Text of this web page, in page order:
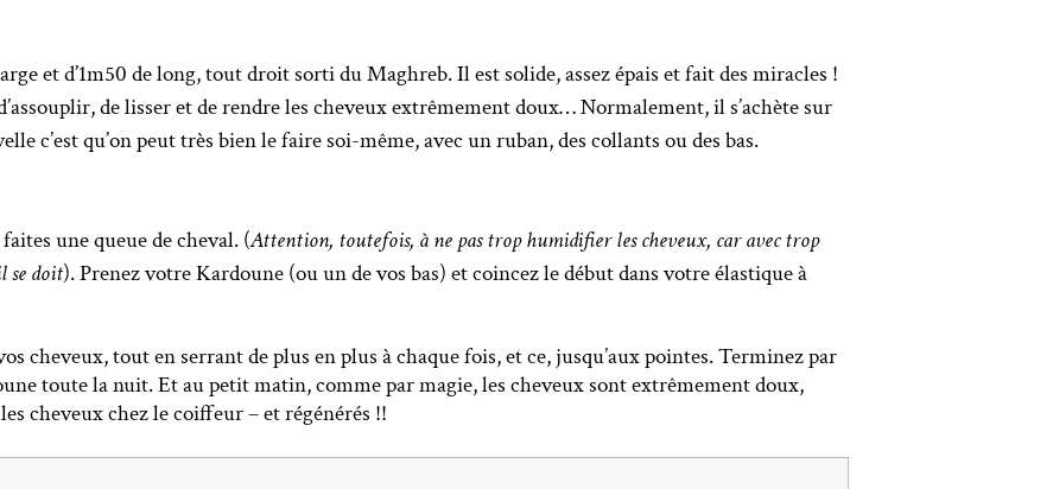
et d’1m50 de long, tout droit sorti du Maghreb. Il est solide, assez épais et fait des miracles !
de lisser et de rendre les cheveux extrêmement doux… Normalement, il s’achète sur
c’est qu’on peut très bien le faire soi-même, avec un ruban, des collants ou des bas.
une queue de cheval. (Attention, toutefois, à ne pas trop humidifier les cheveux, car avec trop
se doit).Prenez votre Kardoune (ou un de vos bas) et coincez le début dans votre élastique à
cheveux, tout en serrant de plus en plus à chaque fois, et ce, jusqu’aux pointes.Terminez par
toute la nuit.Et au petit matin, comme par magie, les cheveux sont extrêmement doux,
cheveux chez le coiffeur – et régénérés !!